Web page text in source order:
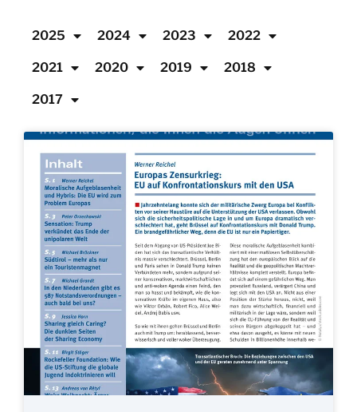
2025 2024 2023 2022
2021 2020 2019 2018
2017